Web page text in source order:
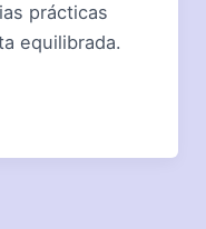
prácticas
equilibrada.